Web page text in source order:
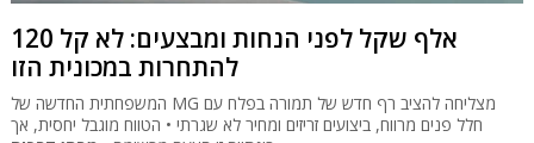
120 אלף שקל לפני הנחות ומבצעים: לא קל
להתחרות במכונית הזו
המשפחתית החדשה של MG מצליחה להציב רף חדש של תמורה בפלח עם
חלל פנים מרווח, ביצועים זריזים ומחיר לא שגרתי • הטווח מוגבל יחסית, אך